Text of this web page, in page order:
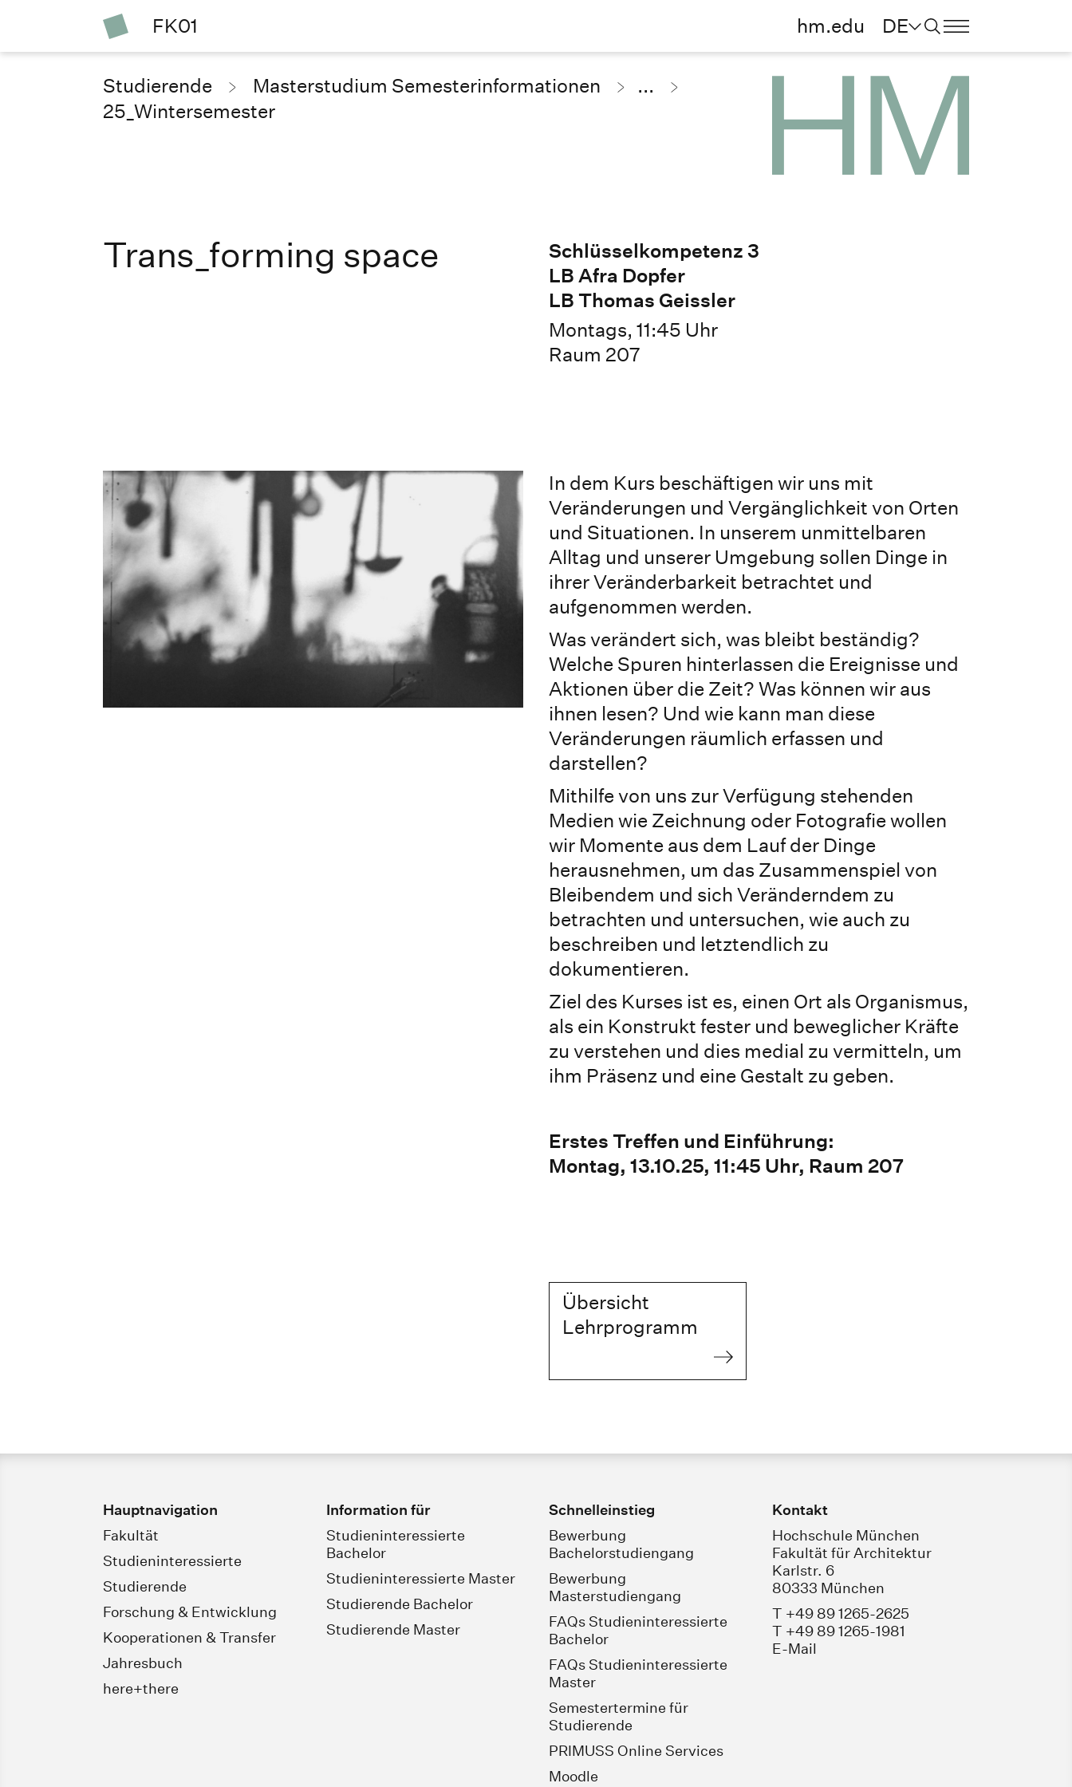
FK01 hm.edu DE
Studierende Masterstudium Semesterinformationen
...
25_Wintersemester
Trans_forming space
Schlüsselkompetenz 3
LB Afra Dopfer
LB Thomas Geissler
Montags, 11:45 Uhr
Raum 207
In dem Kurs beschäftigen wir uns mit
Veränderungen und Vergänglichkeit von Orten
und Situationen. In unserem unmittelbaren
Alltag und unserer Umgebung sollen Dinge in
ihrer Veränderbarkeit betrachtet und
aufgenommen werden.
Was verändert sich, was bleibt beständig?
Welche Spuren hinterlassen die Ereignisse und
Aktionen über die Zeit? Was können wir aus
ihnen lesen? Und wie kann man diese
Veränderungen räumlich erfassen und
darstellen?
Mithilfe von uns zur Verfügung stehenden
Medien wie Zeichnung oder Fotografie wollen
wir Momente aus dem Lauf der Dinge
herausnehmen, um das Zusammenspiel von
Bleibendem und sich Veränderndem zu
betrachten und untersuchen, wie auch zu
beschreiben und letztendlich zu
dokumentieren.
Ziel des Kurses ist es, einen Ort als Organismus,
als ein Konstrukt fester und beweglicher Kräfte
zu verstehen und dies medial zu vermitteln, um
ihm Präsenz und eine Gestalt zu geben.
Erstes Treffen und Einführung:
Montag, 13.10.25, 11:45 Uhr, Raum 207
Übersicht
Lehrprogramm
Hauptnavigation
Fakultät
Studieninteressierte
Studierende
Forschung & Entwicklung
Kooperationen & Transfer
Jahresbuch
here+there
Information für
Studieninteressierte
Bachelor
Studieninteressierte Master
Studierende Bachelor
Studierende Master
Schnelleinstieg
Bewerbung
Bachelorstudiengang
Bewerbung
Masterstudiengang
FAQs Studieninteressierte
Bachelor
FAQs Studieninteressierte
Master
Semestertermine für
Studierende
PRIMUSS Online Services
Moodle
Kontakt
Hochschule München
Fakultät für Architektur
Karlstr. 6
80333 München
T +49 89 1265-2625
T +49 89 1265-1981
E-Mail